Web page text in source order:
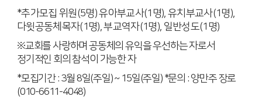
*추가모집 위원(5명)유아부교사(1 명), 유치부교사(1명),
다윗공동체목자(1명),부교역자(1명), 일반성도(1 명)
※교회를 사랑하며 공동체의 유익을 우선하는 자로서
정기적인 회의 참석이 가능한 자
*모집기간: 3월 8일(주일) ~ 15일(주일) *문의 : 양만주 장로
(010-6611-4048)